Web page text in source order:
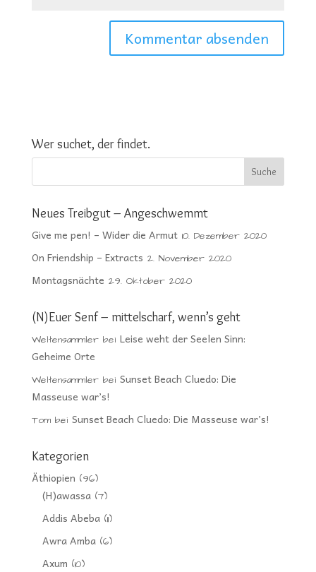
Wer suchet, der findet.
Neues Treibgut – Angeschwemmt
Give me pen! – Wider die Armut 10. Dezember 2020
On Friendship – Extracts 2. November 2020
Montagsnächte 29. Oktober 2020
(N)Euer Senf – mittelscharf, wenn’s geht
Weltensammlerbei Leise weht der Seelen Sinn:
Geheime Orte
Weltensammlerbei Sunset Beach Cluedo: Die
Masseuse war’s!
Tombei Sunset Beach Cluedo: Die Masseuse war’s!
Kategorien
Äthiopien (96)
(H)awassa(7)
Addis Abeba(11)
Awra Amba(6)
Axum (10)